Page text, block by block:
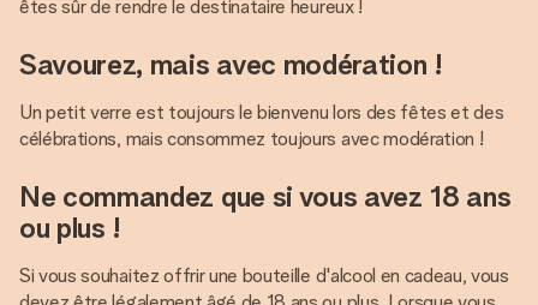
êtes sûr de rendre le destinataire heureux !
Savourez, mais avec modération !
Un petit verre est toujours le bienvenu lors des fêtes et des
célébrations, mais consommez toujours avec modération !
Ne commandez que si vous avez 18 ans
ou plus !
Si vous souhaitez offrir une bouteille d'alcool en cadeau, vous